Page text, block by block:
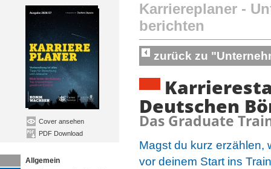
Cover ansehen
PDF Download
Allgemein
Karriereplaner -
berichten
zurück zu
Deutschen
Das Graduate
Magst du kurz erzählen,
vor deinem Start ins